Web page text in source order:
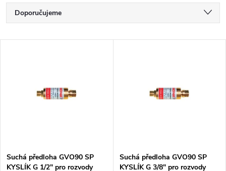
Ř
a
p
Doporučujeme
Abecedně
s
Suchá předloha GVO90 SP
KYSLÍK G 1/2" pro rozvody
Suchá předloha GVO90 SP
KYSLÍK G 3/8" pro rozvody